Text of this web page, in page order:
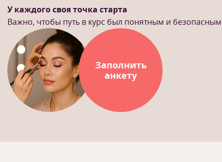
У каждого своя точка старта
Важно, чтобы путь в курс был понятным и безопасным
Заполнить
анкету